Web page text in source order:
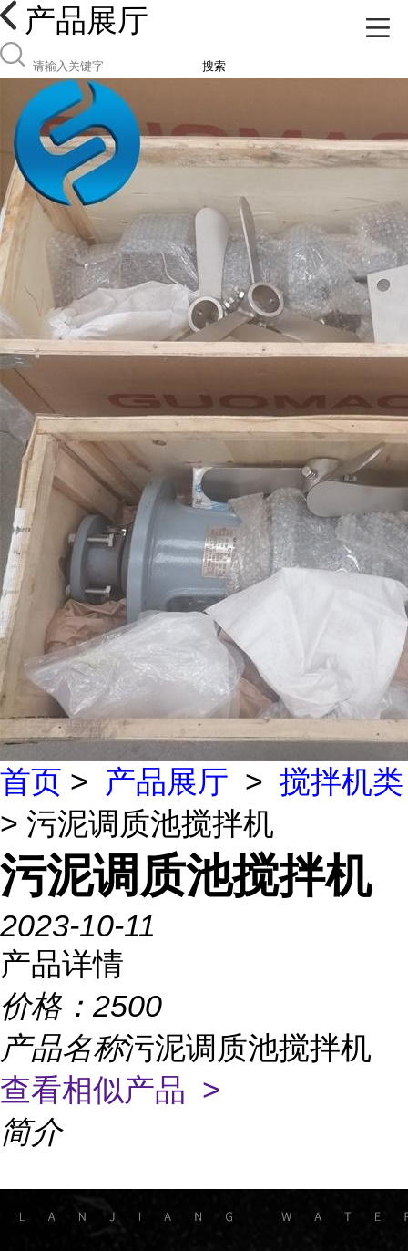
产品展厅
搜索
首页 > 产品展厅 > 搅拌机类
> 污泥调质池搅拌机
污泥调质池搅拌机
2023-10-11
产品详情
价格： 2500
产品名称污泥调质池搅拌机
查看相似产品 >
简介